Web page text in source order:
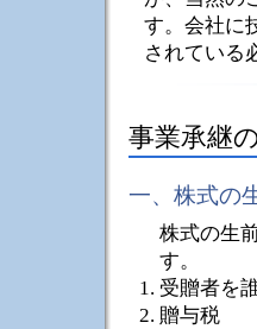
す。会社に
されている
事業承継
一、株式の
株式の生
す。
受贈者を
贈与税